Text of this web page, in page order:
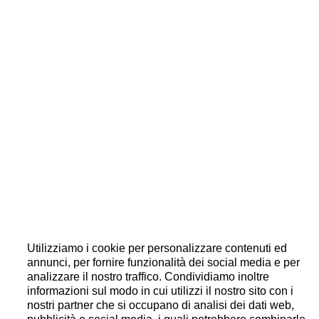
Utilizziamo i cookie per personalizzare contenuti ed
annunci, per fornire funzionalità dei social media e per
analizzare il nostro traffico. Condividiamo inoltre
informazioni sul modo in cui utilizzi il nostro sito con i
nostri partner che si occupano di analisi dei dati web,